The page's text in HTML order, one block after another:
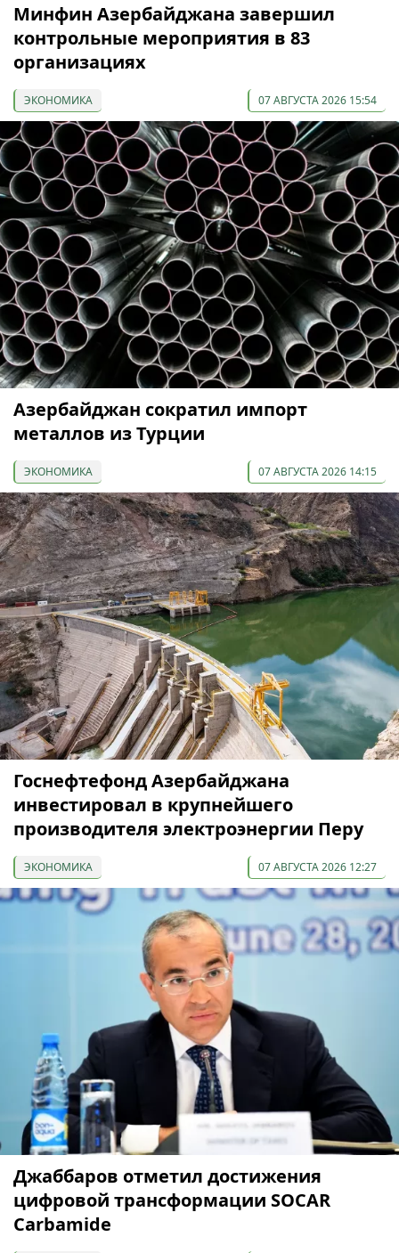
Минфин Азербайджана завершил
контрольные мероприятия в 83
организациях
ЭКОНОМИКА 07 АВГУСТА 2026 15:54
Азербайджан сократил импорт
металлов из Турции
ЭКОНОМИКА 07 АВГУСТА 2026 14:15
Госнефтефонд Азербайджана
инвестировал в крупнейшего
производителя электроэнергии Перу
ЭКОНОМИКА 07 АВГУСТА 2026 12:27
Джаббаров отметил достижения
цифровой трансформации SOCAR
Carbamide